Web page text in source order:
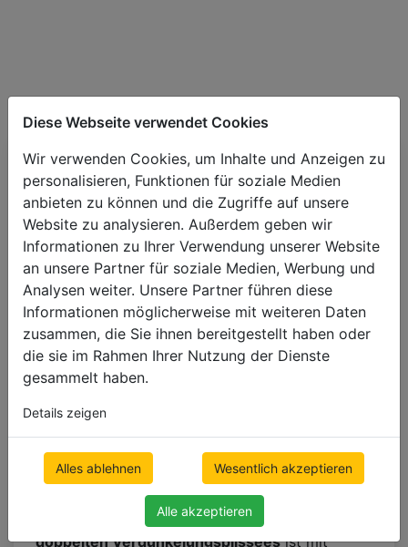
Diese Webseite verwendet Cookies
Wir verwenden Cookies, um Inhalte und Anzeigen zu
personalisieren, Funktionen für soziale Medien
anbieten zu können und die Zugriffe auf unsere
Website zu analysieren. Außerdem geben wir
Informationen zu Ihrer Verwendung unserer Website
an unsere Partner für soziale Medien, Werbung und
Analysen weiter. Unsere Partner führen diese
Informationen möglicherweise mit weiteren Daten
zusammen, die Sie ihnen bereitgestellt haben oder
die sie im Rahmen Ihrer Nutzung der Dienste
gesammelt haben.
Details zeigen
Alles ablehnen Wesentlich akzeptieren
Alle akzeptieren
Doppelte
Verdunkelungsplissees
mit Wabenstruktur
Doppelte Verdunkelungsplisseesbestehen aus
doppelten Materialabschnitten, die sich zu
einem Sechseck falten und innen hohl sind,
wodurch ein wabenartiges Erscheinungsbild
entsteht. Dank dieser Struktur entsteht im
Gewebe ein Luftpolster, das für entsprechende
Wärmedämmeigenschaften sorgt. In der
Sommersaison schützt es die Räume vor
Aufheizung und sorgt für angenehme Kühle, im
Winter verhindert es hingegen Wärmeverluste
und bildet eine zusätzliche Isolationsschicht
gegen Minustemperaturen. Das Innere der
doppelten Verdunkelungsplisseesist mit